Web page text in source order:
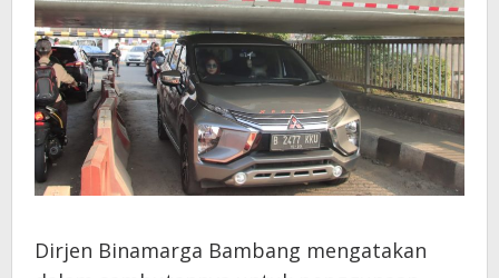
Dirjen Binamarga Bambang mengatakan